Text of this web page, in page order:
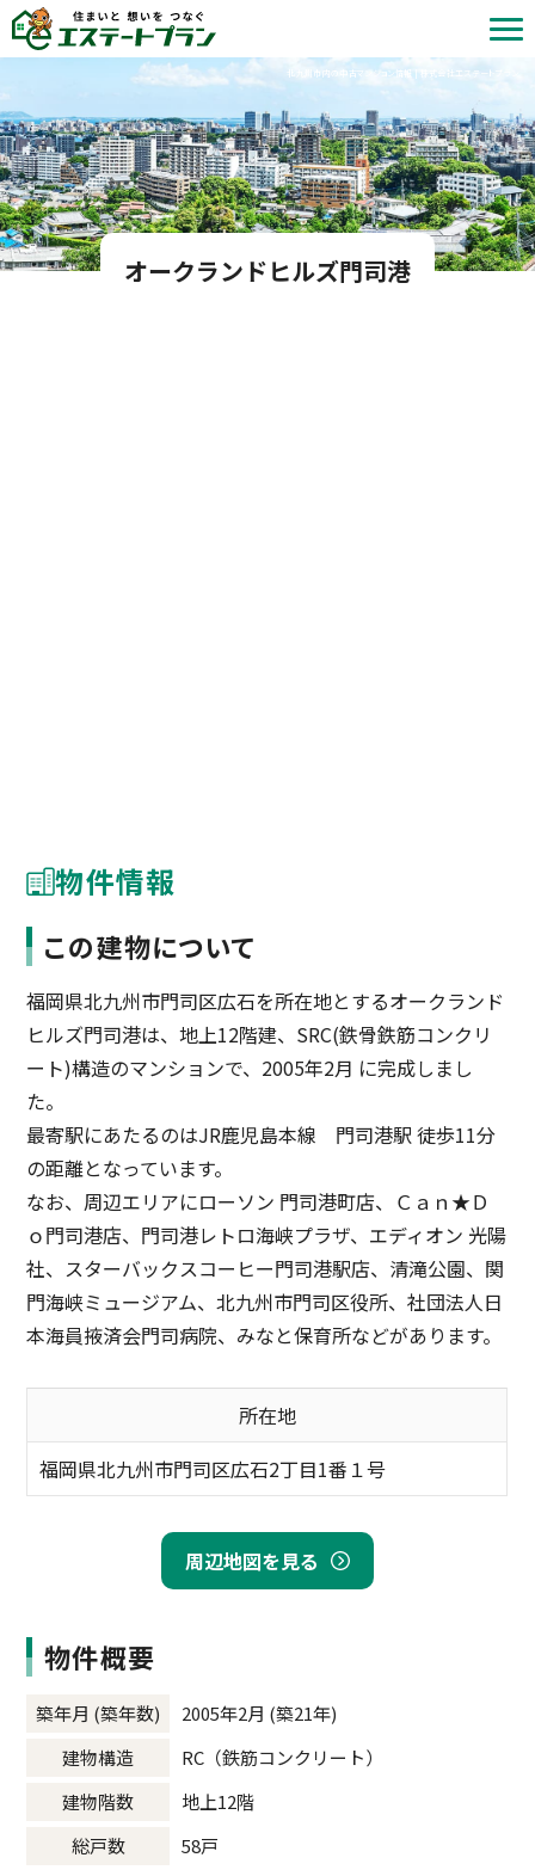
北九州市内の中古マンション情報 | 株式会社エステートプラン
オークランドヒルズ門司港
物件情報
この建物について
福岡県北九州市門司区広石を所在地とするオークランド
ヒルズ門司港は、地上12階建、SRC(鉄骨鉄筋コンクリ
ート)構造のマンションで、2005年2月 に完成しまし
た。
最寄駅にあたるのはJR鹿児島本線 門司港駅 徒歩11分
の距離となっています。
なお、周辺エリアにローソン 門司港町店、Ｃａｎ★Ｄ
ｏ門司港店、門司港レトロ海峡プラザ、エディオン 光陽
社、スターバックスコーヒー門司港駅店、清滝公園、関
門海峡ミュージアム、北九州市門司区役所、社団法人日
本海員掖済会門司病院、みなと保育所などがあります。
所在地
福岡県北九州市門司区広石2丁目1番１号
周辺地図を見る
物件概要
築年月 (築年数)
2005年2月 (築21年)
建物構造
RC（鉄筋コンクリート）
建物階数
地上12階
総戸数
58戸